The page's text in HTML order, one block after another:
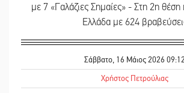
με 7 «Γαλάζιες Σημαίες» - Στη 2η
Ελλάδα με 624
Σάββατο, 16 Μάιος 2026 09:12
Χρήστος Πετρούλιας